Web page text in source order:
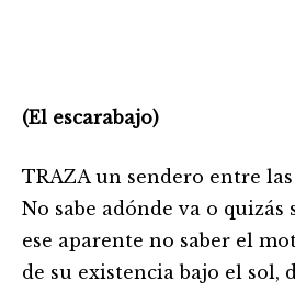
(El escarabajo)
TRAZA un sendero entre
No sabe adónde va o quizás
ese aparente no saber el
de su existencia bajo el sol,